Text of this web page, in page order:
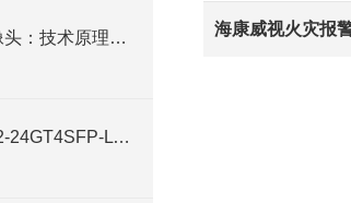
远程无线监控摄像头：技术原理、应用与选型全解析
锐捷RG-S2910V2-24GT4SFP-L 24口网管千兆交换机